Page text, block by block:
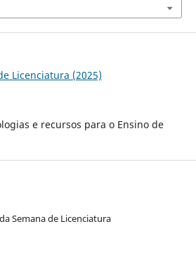
Licenciatura (2025)
e recursos para o Ensino de
Semana de Licenciatura